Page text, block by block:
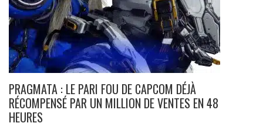
PRAGMATA : LE PARI FOU DE CAPCOM DÉJÀ
RÉCOMPENSÉ PAR UN MILLION DE VENTES EN 48
HEURES